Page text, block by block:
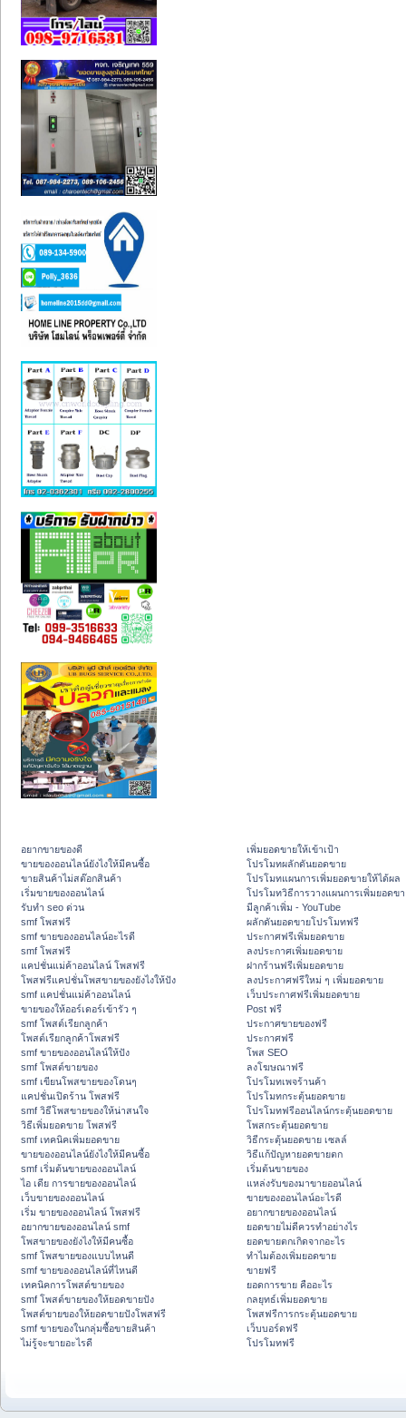
อยากขายของดี
ขายของออนไลน์ยังไงให้มีคนซื้อ
ขายสินค้าไม่สต๊อกสินค้า
เริ่มขายของออนไลน์
รับทำ seo ด่วน
smf โพสฟรี
smf ขายของออนไลน์อะไรดี
smf โพสฟรี
แคปชั่นแม่ค้าออนไลน์ โพสฟรี
โพสฟรีแคปชั่นโพสขายของยังไงให้ปัง
smf แคปชั่นแม่ค้าออนไลน์
ขายของให้ออร์เดอร์เข้ารัว ๆ
smf โพสต์เรียกลูกค้า
โพสต์เรียกลูกค้าโพสฟรี
smf ขายของออนไลน์ให้ปัง
smf โพสต์ขายของ
smf เขียนโพสขายของโดนๆ
แคปชั่นเปิดร้าน โพสฟรี
smf วิธีโพสขายของให้น่าสนใจ
วิธีเพิ่มยอดขาย โพสฟรี
smf เทคนิคเพิ่มยอดขาย
ขายของออนไลน์ยังไงให้มีคนซื้อ
smf เริ่มต้นขายของออนไลน์
ไอ เดีย การขายของออนไลน์
เว็บขายของออนไลน์
เริ่ม ขายของออนไลน์ โพสฟรี
อยากขายของออนไลน์ smf
โพสขายของยังไงให้มีคนซื้อ
smf โพสขายของแบบไหนดี
smf ขายของออนไลน์ที่ไหนดี
เทคนิคการโพสต์ขายของ
smf โพสต์ขายของให้ยอดขายปัง
โพสต์ขายของให้ยอดขายปังโพสฟรี
smf ขายของในกลุ่มซื้อขายสินค้า
ไม่รู้จะขายอะไรดี
เพิ่มยอดขายให้เข้าเป้า
โปรโมทผลักดันยอดขาย
โปรโมทแผนการเพิ่มยอดขายให้ได้ผล
โปรโมทวิธีการวางแผนการเพิ่มยอดข
มีลูกค้าเพิ่ม - YouTube
ผลักดันยอดขายโปรโมทฟรี
ประกาศฟรีเพิ่มยอดขาย
ลงประกาศเพิ่มยอดขาย
ฝากร้านฟรีเพิ่มยอดขาย
ลงประกาศฟรีใหม่ ๆ เพิ่มยอดขาย
เว็บประกาศฟรีเพิ่มยอดขาย
Post ฟรี
ประกาศขายของฟรี
ประกาศฟรี
โพส SEO
ลงโฆษณาฟรี
โปรโมทเพจร้านค้า
โปรโมทกระตุ้นยอดขาย
โปรโมทฟรีออนไลน์กระตุ้นยอดขาย
โพสกระตุ้นยอดขาย
วิธีกระตุ้นยอดขาย เซลล์
วิธีแก้ปัญหายอดขายตก
เริ่มต้นขายของ
แหล่งรับของมาขายออนไลน์
ขายของออนไลน์อะไรดี
อยากขายของออนไลน์
ยอดขายไม่ดีควรทำอย่างไร
ยอดขายตกเกิดจากอะไร
ทำไมต้องเพิ่มยอดขาย
ขายฟรี
ยอดการขาย คืออะไร
กลยุทธ์เพิ่มยอดขาย
โพสฟรีการกระตุ้นยอดขาย
เว็บบอร์ดฟรี
โปรโมทฟรี